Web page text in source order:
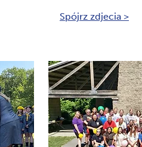
Spójrz zdjecia >